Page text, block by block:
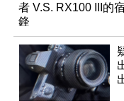
者 V.S. RX100 III的
鋒